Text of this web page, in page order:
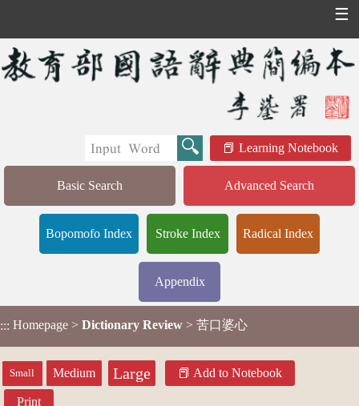
☰
Learning Notebook
Basic Search Advanced Search
Bopomofo Index Stroke Index Radical Index
Appendix
::: Homepage > Dictionary Review > 苦口婆心
Small Medium Large Add to Notebook
Print